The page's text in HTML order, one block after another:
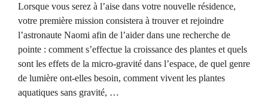
Lorsque vous serez à l’aise dans votre nouvelle résidence,
votre première mission consistera à trouver et rejoindre
l’astronaute Naomi afin de l’aider dans une recherche de
pointe : comment s’effectue la croissance des plantes et quels
sont les effets de la micro-gravité dans l’espace, de quel genre
de lumière ont-elles besoin, comment vivent les plantes
aquatiques sans gravité, …